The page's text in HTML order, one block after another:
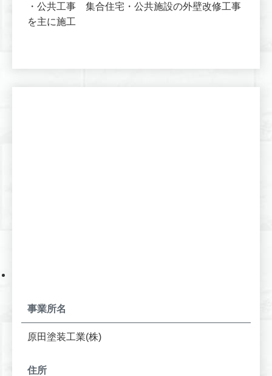
・公共工事 集合住宅・公共施設の外壁改修工事
を主に施工
事業所名
原田塗装工業(株)
住所